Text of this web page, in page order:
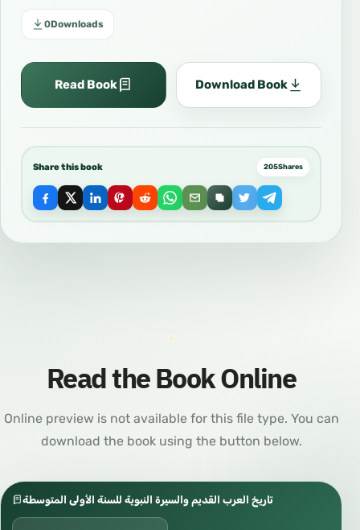
0Downloads
Read Book Download Book
Share this book 205Shares
Read the Book Online
Online preview is not available for this file type. You can
download the book using the button below.
تاريخ العرب القديم والسيرة النبوية للسنة الأولى المتوسطة